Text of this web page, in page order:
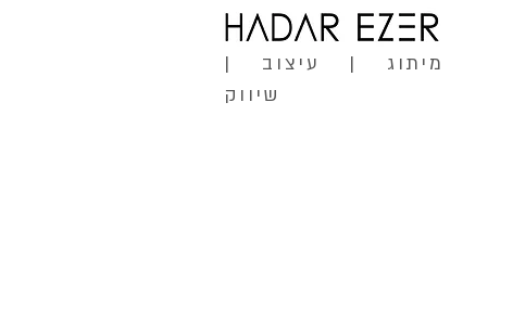
מיתוג | עיצוב |
שיווק